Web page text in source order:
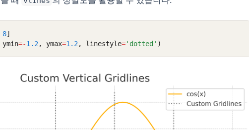
8]
=-1.2, ymax=1.2, linestyle='dotted' )